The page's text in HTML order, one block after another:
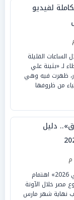
لفيديو
القليلة
لـ «بثينة علي
ظهرت فيه وهي
من ظروفها
دليل
ينال «موعد تطبيق التوقيت الصيفي 2026» اهتمام
مصر خلال الآونة
نهاية شهر مارس